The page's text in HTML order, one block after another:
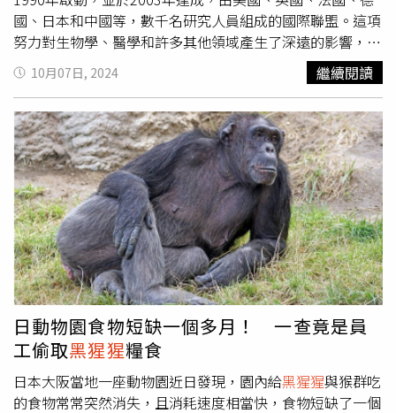
國、日本和中國等，數千名研究人員組成的國際聯盟。這項
努力對生物學、醫學和許多其他領域產生了深遠的影響，但
該項目可能無法獲得諾貝爾獎的原因之一是參與這項壯舉的
人數太多，依據規則，每個獎項只能授予最多3人。第二
是，模仿人體激素胰高血糖素樣肽-1（GLP-1）的減肥藥
物，其震撼了醫療保健界，這種降低血糖和抑制食慾的藥物
有可能開創肥胖症治療和相關疾病的新時代，例如第2型糖
尿病。洛克斐勒大學生物化學家莫依索夫（Svetlana
Mojsov）、哈佛大學醫學院內分泌學家哈本能（Joel
Habener）、丹麥藥廠諾和諾德研究與初期開發部門首席顧
問克努森（Lotte Bjerre Knudsen）等3名科學家，在將其
轉變為當今數百萬人服用的有效減肥藥物方面發揮了關鍵作
用。第三，變革性人工智慧。人工智慧（AI）正在以前所未
有的速度改變人們的生活，Google DeepMind AlphaFold
蛋白質結構資料庫的開發人員哈薩比斯（Demis
Hassabis）、強普（John Jumper），與華盛頓大學醫學
院蛋白質設計研究所所長貝克（David Baker）被看好未來
可能會獲得諾貝爾化學獎。第四，「腸道菌相」（gut
microbiome）領域。細菌、病毒和真菌，生活在人體表面
10月07日, 2024 繼續閱讀
日動物園食物短缺一個多月！ 一查竟是員
工偷取黑猩猩糧食
日本大阪當地一座動物園近日發現，園內給黑猩猩與猴群吃
的食物常常突然消失，且消耗速度相當快，食物短缺了一個